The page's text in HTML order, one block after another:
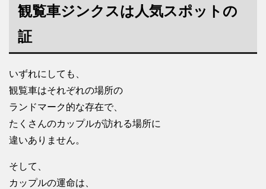
観覧車ジンクスは人気スポットの
証
いずれにしても、
観覧車はそれぞれの場所の
ランドマーク的な存在で、
たくさんのカップルが訪れる場所に
違いありません。
そして、
カップルの運命は、